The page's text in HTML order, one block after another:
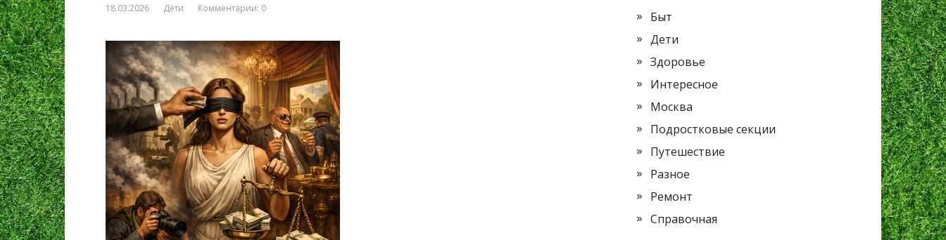
18.03.2026 Дети Комментарии: 0
Быт
Дети
Здоровье
Интересное
Москва
Подростковые секции
Путешествие
Разное
Ремонт
Справочная